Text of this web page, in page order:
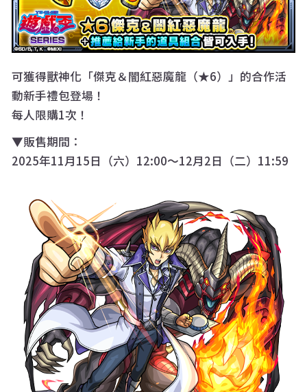
可獲得獸神化「傑克＆闇紅惡魔龍（★6）」的合作活
動新手禮包登場！
每人限購1次！
▼販售期間：
2025年11月15日（六）12:00～12月2日（二）11:59